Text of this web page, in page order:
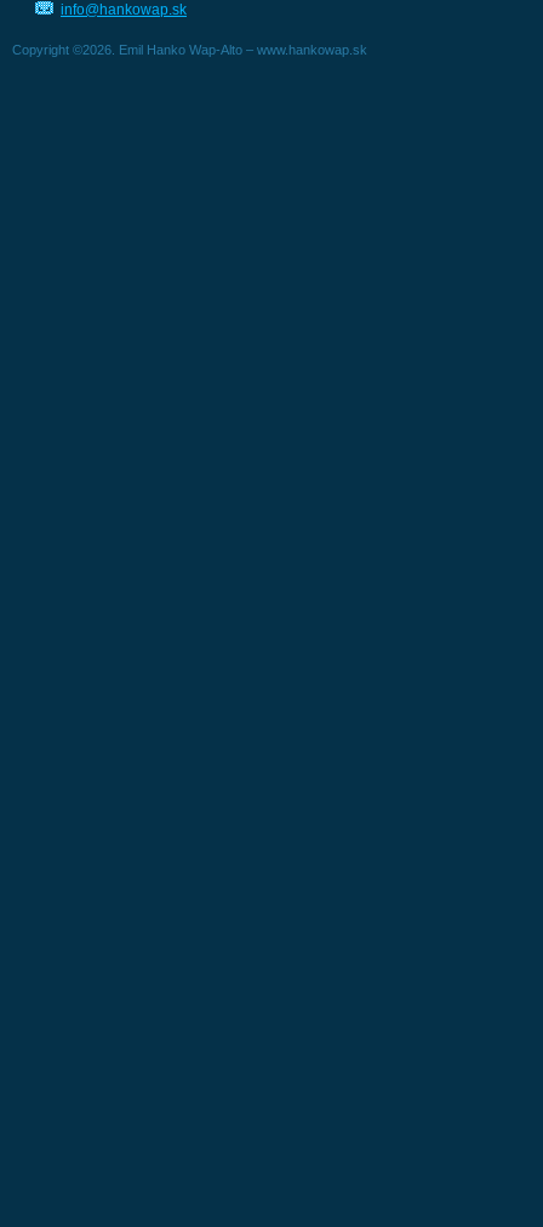
info@hankowap.sk
Copyright ©2026. Emil Hanko Wap-Alto – www.hankowap.sk